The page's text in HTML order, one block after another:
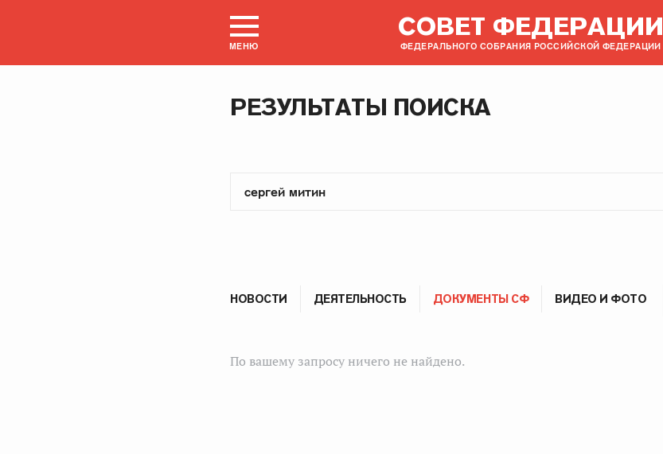
МЕНЮ
СОВЕТ ФЕДЕРАЦИИ
ФЕДЕРАЛЬНОГО СОБРАНИЯ РОССИЙСКОЙ ФЕДЕРАЦИИ
РЕЗУЛЬТАТЫ ПОИСКА
НОВОСТИ ДЕЯТЕЛЬНОСТЬ ДОКУМЕНТЫ СФ ВИДЕО И ФОТО
По вашему запросу ничего не найдено.